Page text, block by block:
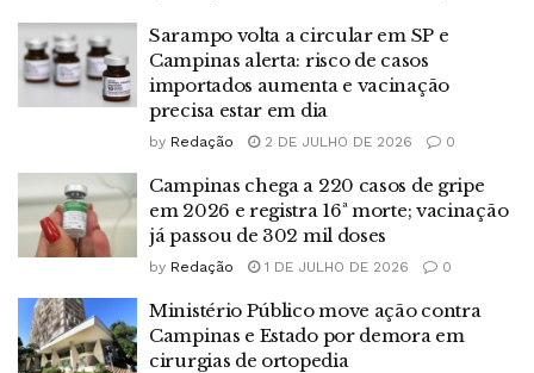
Sarampo volta a circular em SP e
Campinas alerta: risco de casos
importados aumenta e vacinação
precisa estar em dia
by Redação 2 DE JULHO DE 2026 0
Campinas chega a 220 casos de gripe
em 2026 e registra 16ª morte; vacinação
já passou de 302 mil doses
by Redação 1 DE JULHO DE 2026 0
Ministério Público move ação contra
Campinas e Estado por demora em
cirurgias de ortopedia